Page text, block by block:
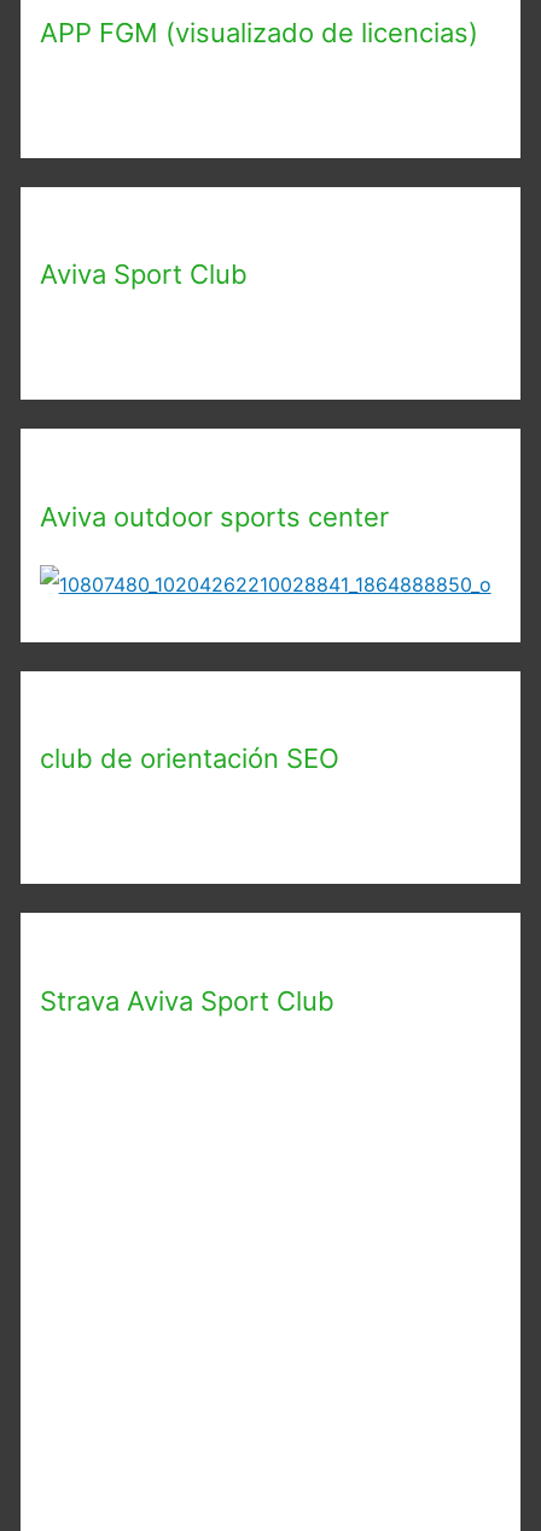
APP FGM (visualizado de licencias)
Aviva Sport Club
Aviva outdoor sports center
club de orientación SEO
Strava Aviva Sport Club